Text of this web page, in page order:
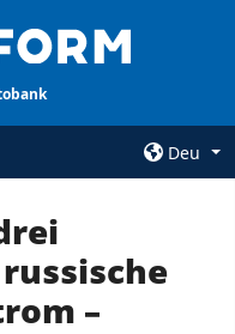
Deu
AGENTUR
Über uns–